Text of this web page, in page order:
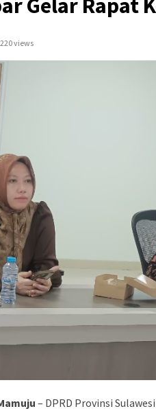
Gelar Rapat
220 views
– DPRD Provinsi